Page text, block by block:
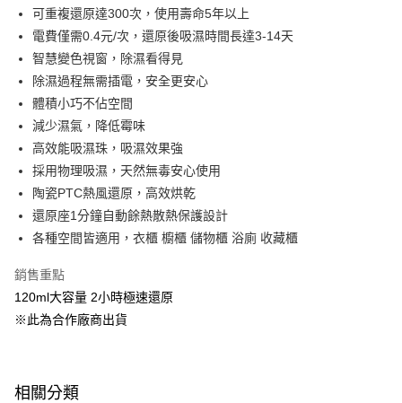
【大哥付你分期使用說明】
1.本服務由台灣大哥大提供，台灣大哥大用戶可立即使用無須另外申請。
2.付款方式選擇「大哥付你分期」，訂單成立後會自動跳轉到大哥付的交易
流程，驗證手機門號後，選擇欲分期的期數、繳款截止日，確認付款後即完
成交易。
3.實際核准額度、可分期數及費用金額請依後續交易確認頁面所載為準。
4.訂單成立30分鐘內，如未前往確認交易或遇審核未通過，訂單將自動取
消。如遇「轉專審核」未通過狀況，表示未達大哥付你分期系統評分，恕無
【繳款方式說明】
1.分期款項不併入電信帳單，「大哥付你分期」於每月結算日後寄送繳費提
醒簡訊。
2.透過簡訊連結打開帳單後，可選擇「超商條碼／台灣大直營門市／銀行轉
帳／街口支付／iPASS MONEY」等通路繳費。
1.本服務係由「台灣大哥大股份有限公司」（以下簡稱本公司）所提供，讓
用戶於交易時，得透過本服務購買商品或服務，並由商店將買賣／分期付款
買賣價金債權讓與本公司後，依約使用本公司帳單繳交帳款。
2.基於同意付款使用「大哥付你分期」之契約關係目的，商店將以您的個人
ATM付款
運送方式
宅配【父親節大回饋】限時$299免運
每筆NT$150，滿NT$299(含以上)免運費
可重複還原達300次，使用壽命5年以上
電費僅需0.4元/次，還原後吸濕時間長達3-14天
智慧變色視窗，除濕看得見
除濕過程無需插電，安全更安心
體積小巧不佔空間
減少濕氣，降低霉味
高效能吸濕珠，吸濕效果強
採用物理吸濕，天然無毒安心使用
陶瓷PTC熱風還原，高效烘乾
還原座1分鐘自動餘熱散熱保護設計
各種空間皆適用，衣櫃 櫥櫃 儲物櫃 浴廁 收藏櫃
銷售重點
120ml大容量 2小時極速還原
※此為合作廠商出貨
相關分類